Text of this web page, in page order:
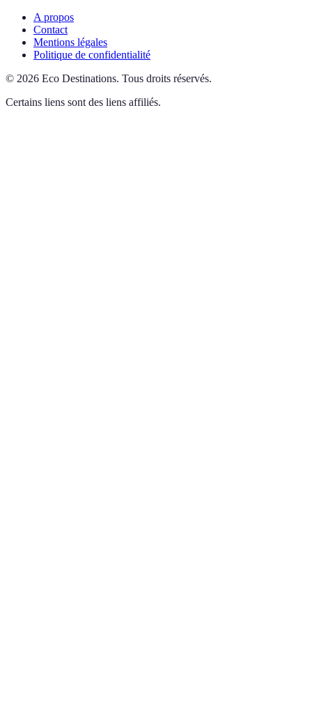
A propos
Contact
Mentions légales
Politique de confidentialité
© 2026 Eco Destinations. Tous droits réservés.
Certains liens sont des liens affiliés.